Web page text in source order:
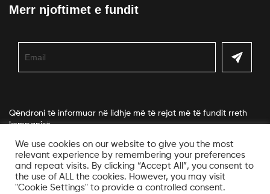
Merr njoftimet e fundit
Qëndroni të informuar në lidhje më të rejat më të fundit rreth
kompanisë.
We use cookies on our website to give you the most
relevant experience by remembering your preferences
and repeat visits. By clicking “Accept All”, you consent to
the use of ALL the cookies. However, you may visit
"Cookie Settings" to provide a controlled consent.